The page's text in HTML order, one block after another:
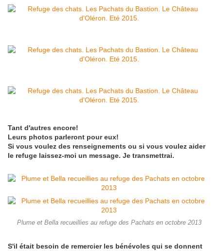
Tant d'autres encore!
Leurs photos parleront pour eux!
Si vous voulez des renseignements ou si vous voulez aider
le refuge laissez-moi un message. Je transmettrai.
Plume et Bella recueillies au refuge des Pachats en octobre 2013
S'il était besoin de remercier les bénévoles qui se donnent